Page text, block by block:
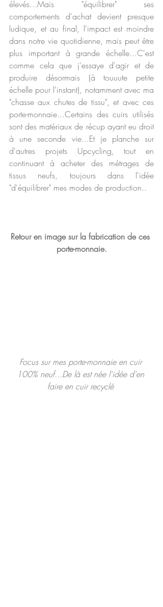
élevés...Mais "équilibrer" ses
comportements d'achat devient presque
ludique, et au final, l'impact est moindre
dans notre vie quotidienne, mais peut être
plus important à grande échelle...C'est
comme cela que j'essaye d'agir et de
produire désormais (à touuute petite
échelle pour l'instant), notamment avec ma
"chasse aux chutes de tissu", et avec ces
porte-monnaie...Certains des cuirs utilisés
sont des matériaux de récup ayant eu droit
à une seconde vie...Et je planche sur
d'autres projets Upcycling, tout en
continuant à acheter des métrages de
tissus neufs, toujours dans l'idée
"d'équilibrer" mes modes de production..
Retour en image sur la fabrication de ces
porte-monnaie.
Focus sur mes porte-monnaie en cuir
100% neuf...De là est née l'idée d'en
faire en cuir recyclé